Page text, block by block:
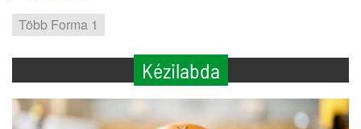
Több Forma 1
Kézilabda